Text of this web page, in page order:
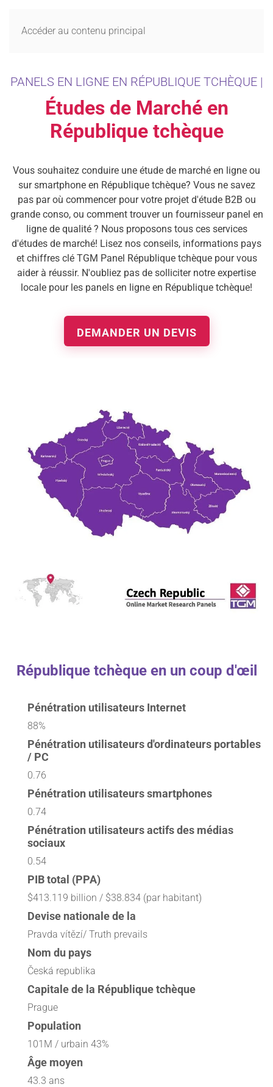
Accéder au contenu principal
PANELS EN LIGNE EN RÉPUBLIQUE TCHÈQUE |
Études de Marché en
République tchèque
Vous souhaitez conduire une étude de marché en ligne ou
sur smartphone en République tchèque? Vous ne savez
pas par où commencer pour votre projet d'étude B2B ou
grande conso, ou comment trouver un fournisseur panel en
ligne de qualité ? Nous proposons tous ces services
d'études de marché! Lisez nos conseils, informations pays
et chiffres clé TGM Panel République tchèque pour vous
aider à réussir. N'oubliez pas de solliciter notre expertise
locale pour les panels en ligne en République tchèque!
DEMANDER UN DEVIS
République tchèque en un coup d'œil
Pénétration utilisateurs Internet
88%
Pénétration utilisateurs d'ordinateurs portables
/ PC
0.76
Pénétration utilisateurs smartphones
0.74
Pénétration utilisateurs actifs des médias
sociaux
0.54
PIB total (PPA)
$413.119 billion / $38.834 (par habitant)
Devise nationale de la
Pravda vítězí/ Truth prevails
Nom du pays
Česká republika
Capitale de la République tchèque
Prague
Population
101M / urbain 43%
Âge moyen
43.3 ans